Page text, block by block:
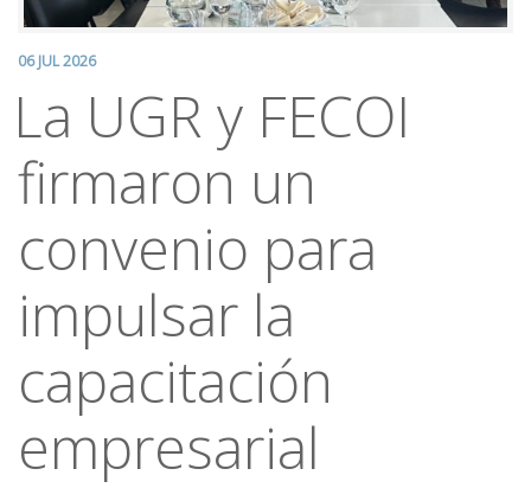
06 JUL 2026
La UGR y FECOI
firmaron un
convenio para
impulsar la
capacitación
empresarial